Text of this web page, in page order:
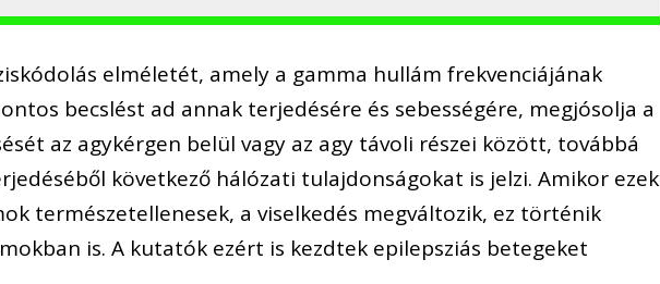
elméletét, amely a gamma hullám frekvenciájának
becslést ad annak terjedésére és sebességére, megjósolja a
az agykérgen belül vagy az agy távoli részei között, továbbá
következő hálózati tulajdonságokat is jelzi. Amikor ezek
természetellenesek, a viselkedés megváltozik, ez történik
is. A kutatók ezért is kezdtek epilepsziás betegeket